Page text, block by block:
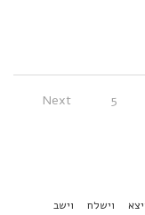
5
Next
וישלח וישב